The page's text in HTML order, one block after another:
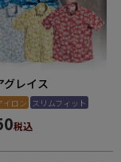
グレイス
イロン スリムフィット
税込